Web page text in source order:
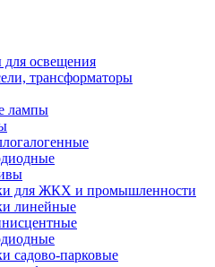
для освещения
трансформаторы
лампы
для ЖКХ и промышленности
линейные
садово-парковые